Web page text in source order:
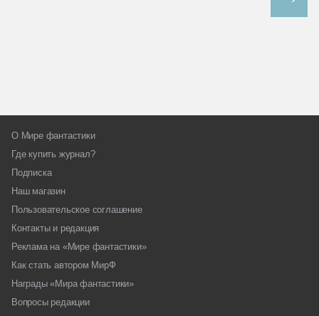
О Мире фантастики
Где купить журнал?
Подписка
Наш магазин
Пользовательское соглашение
Контакты и редакция
Реклама на «Мире фантастики»
Как стать автором МирФ
Награды «Мира фантастики»
Вопросы редакции